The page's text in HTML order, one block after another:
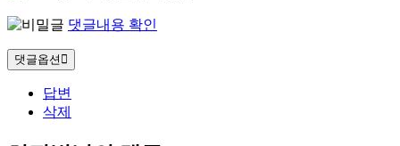
댓글내용 확인
댓글옵션
답변
삭제